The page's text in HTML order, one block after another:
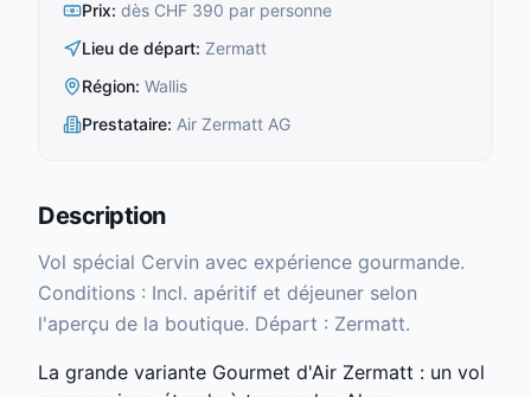
Prix: dès CHF 390 par personne
Lieu de départ: Zermatt
Région: Wallis
Prestataire: Air Zermatt AG
Description
Vol spécial Cervin avec expérience gourmande.
Conditions : Incl. apéritif et déjeuner selon
l'aperçu de la boutique. Départ : Zermatt.
La grande variante Gourmet d'Air Zermatt : un vol